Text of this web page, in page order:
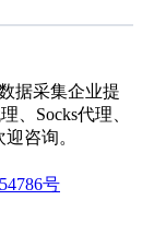
据采集企业提
、Socks代理、
咨询。
号